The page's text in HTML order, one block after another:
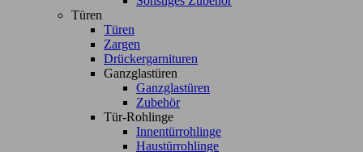
Türen
Türen
Zargen
Drückergarnituren
Ganzglastüren
Ganzglastüren
Zubehör
Tür-Rohlinge
Innentürrohlinge
Haustürrohlinge